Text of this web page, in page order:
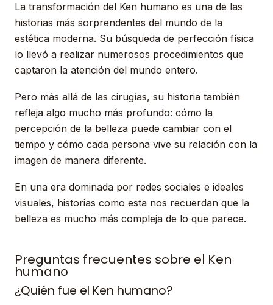
La transformación del Ken humano es una de las
historias más sorprendentes del mundo de la
estética moderna. Su búsqueda de perfección física
lo llevó a realizar numerosos procedimientos que
captaron la atención del mundo entero.
Pero más allá de las cirugías, su historia también
refleja algo mucho más profundo: cómo la
percepción de la belleza puede cambiar con el
tiempo y cómo cada persona vive su relación con la
imagen de manera diferente.
En una era dominada por redes sociales e ideales
visuales, historias como esta nos recuerdan que la
belleza es mucho más compleja de lo que parece.
Preguntas frecuentes sobre el Ken
humano
¿Quién fue el Ken humano?